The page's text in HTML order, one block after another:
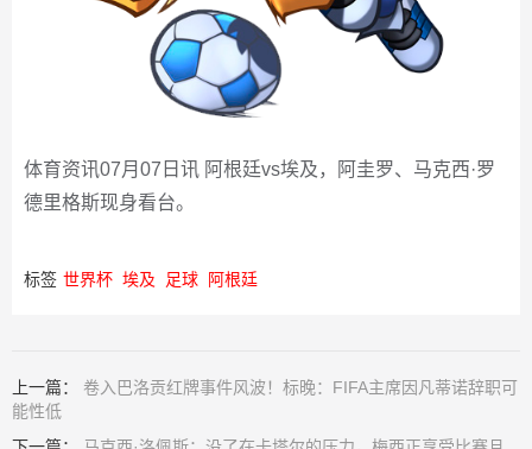
体育资讯07月07日讯 阿根廷vs埃及，阿圭罗、马克西·罗
德里格斯现身看台。
标签 世界杯 埃及 足球 阿根廷
上一篇： 卷入巴洛贡红牌事件风波！标晚：FIFA主席因凡蒂诺辞职可
能性低